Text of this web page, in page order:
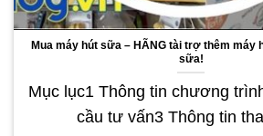
Mua máy hút sữa – HÃNG tài trợ thêm máy
sữa!
Mục lục1 Thông tin chương
cầu tư vấn3 Thông tin